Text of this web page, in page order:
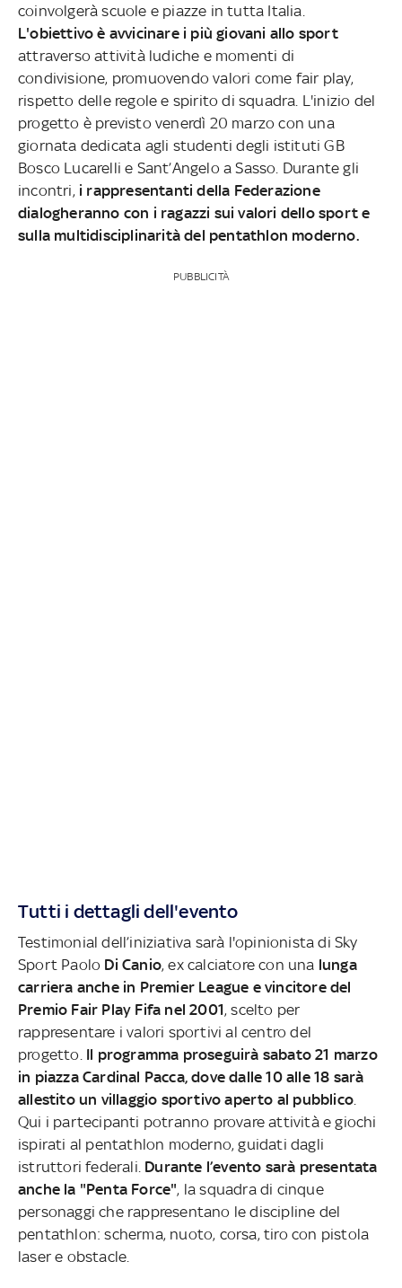
coinvolgerà scuole e piazze in tutta Italia.
L'obiettivo è avvicinare i più giovani allo sport
attraverso attività ludiche e momenti di
condivisione, promuovendo valori come fair play,
rispetto delle regole e spirito di squadra. L'inizio del
progetto è previsto venerdì 20 marzo con una
giornata dedicata agli studenti degli istituti GB
Bosco Lucarelli e Sant’Angelo a Sasso. Durante gli
incontri, i rappresentanti della Federazione
dialogheranno con i ragazzi sui valori dello sport e
sulla multidisciplinarità del pentathlon moderno.
PUBBLICITÀ
Tutti i dettagli dell'evento
Testimonial dell’iniziativa sarà l'opinionista di Sky
Sport Paolo Di Canio, ex calciatore con una lunga
carriera anche in Premier League e vincitore del
Premio Fair Play Fifa nel 2001, scelto per
rappresentare i valori sportivi al centro del
progetto. Il programma proseguirà sabato 21 marzo
in piazza Cardinal Pacca, dove dalle 10 alle 18 sarà
allestito un villaggio sportivo aperto al pubblico
Qui i partecipanti potranno provare attività e giochi
ispirati al pentathlon moderno, guidati dagli
istruttori federali. Durante l’evento sarà presentata
anche la "Penta Force", la squadra di cinque
personaggi che rappresentano le discipline del
pentathlon: scherma, nuoto, corsa, tiro con pistola
laser e obstacle.